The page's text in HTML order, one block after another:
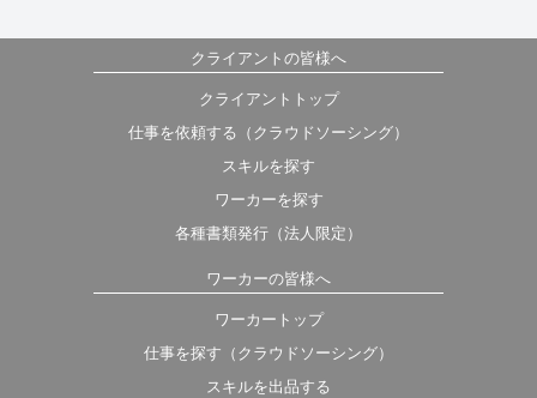
クライアントの皆様へ
クライアントトップ
仕事を依頼する（クラウドソーシング）
スキルを探す
ワーカーを探す
各種書類発行（法人限定）
ワーカーの皆様へ
ワーカートップ
仕事を探す（クラウドソーシング）
スキルを出品する